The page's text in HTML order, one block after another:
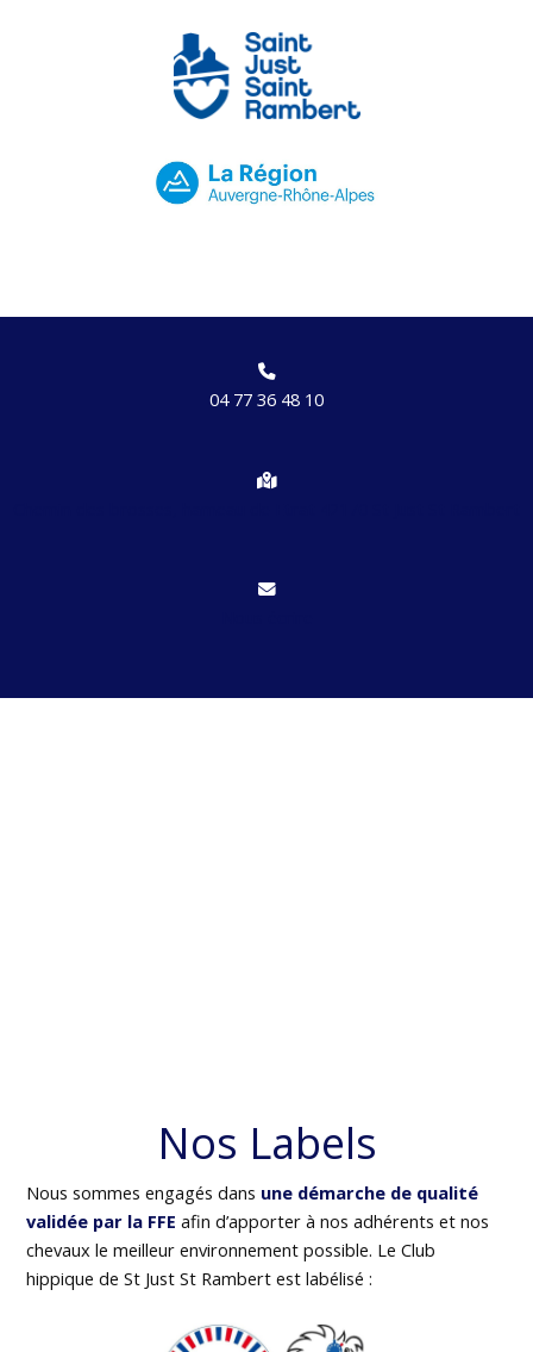
04 77 36 48 10
Nos Labels
Nous sommes engagés dans une démarche de qualité
validée par la FFE afin d’apporter à nos adhérents et nos
chevaux le meilleur environnement possible. Le Club
hippique de St Just St Rambert est labélisé :